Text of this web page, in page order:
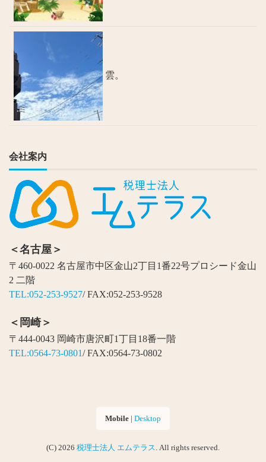
雲。
会社案内
＜名古屋＞
〒460-0022 名古屋市中区金山2丁目1番22号プロシード金山
2 二階
TEL:052-253-9527/ FAX:052-253-9528
＜岡崎＞
〒444-0043 岡崎市唐沢町1丁目18番一階
TEL:0564-73-0801/ FAX:0564-73-0802
Mobile | Desktop
(C) 2026 税理士法人 エムテラス . All rights reserved.